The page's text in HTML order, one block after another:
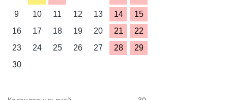
9
10 11 12 13 14
15
16
17 18 19 20 21
22
23
24 25 26 27 28
29
30